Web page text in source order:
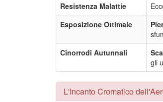
Resistenza Malattie
Esposizione Ottimale
Cinorrodi Autunnali
gli
L'Incanto Cromatico